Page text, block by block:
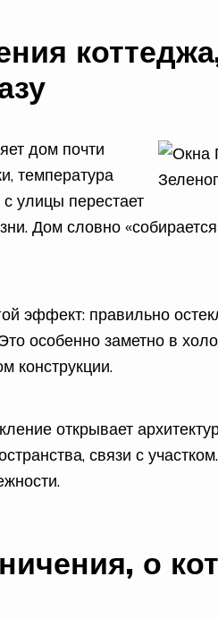
дом почти
температура
улицы перестает
Дом словно
эффект: правильно
особенно заметно в
конструкции.
открывает
связи с
о